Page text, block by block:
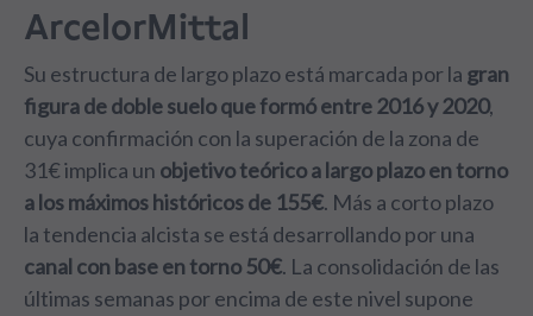
ArcelorMittal
Su estructura de largo plazo está marcada por la gran
figura de doble suelo que formó entre 2016 y 2020,
cuya confirmación con la superación de la zona de
31€ implica un objetivo teórico a largo plazo en torno
a los máximos históricos de 155€. Más a corto plazo
la tendencia alcista se está desarrollando por una
canal con base en torno 50€. La consolidación de las
últimas semanas por encima de este nivel supone